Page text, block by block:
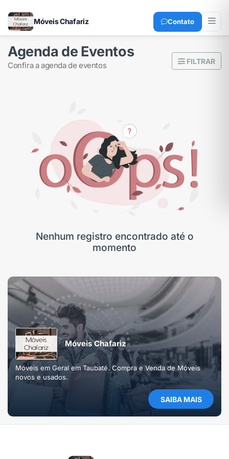
Móveis Chafariz Contato
Agenda de Eventos
confira a agenda de eventos FILTRAR
Nenhum registro encontrado até o
momento
Móveis Chafariz
Móveis em Geral em Taubaté. Compra e Venda de Móveis
novos e usados.
SAIBA MAIS